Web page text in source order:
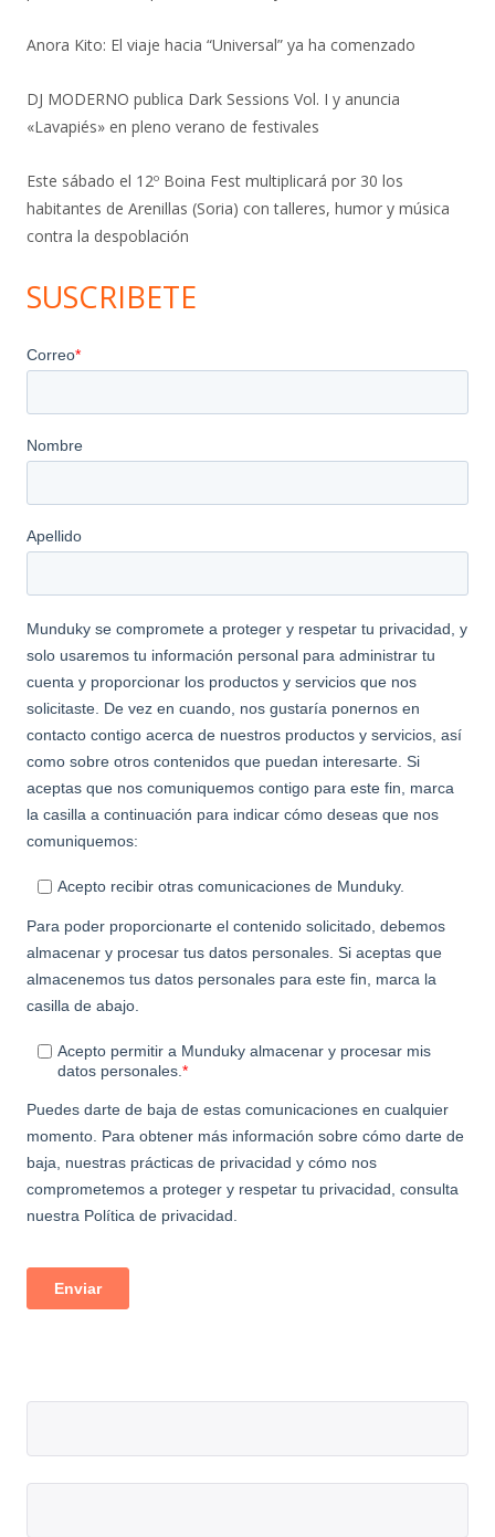
Anora Kito: El viaje hacia “Universal” ya ha comenzado
DJ MODERNO publica Dark Sessions Vol. I y anuncia
«Lavapiés» en pleno verano de festivales
Este sábado el 12º Boina Fest multiplicará por 30 los
habitantes de Arenillas (Soria) con talleres, humor y música
contra la despoblación
SUSCRIBETE